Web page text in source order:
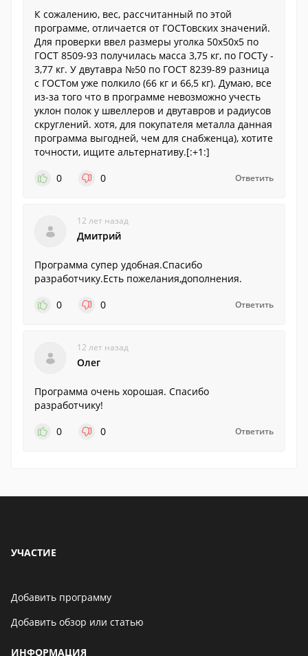
К сожалению, вес, рассчитанный по этой
программе, отличается от ГОСТовских значений.
Для проверки ввел размеры уголка 50х50х5 по
ГОСТ 8509-93 получилась масса 3,75 кг, по ГОСТу -
3,77 кг. У двутавра №50 по ГОСТ 8239-89 разница
с ГОСТом уже полкило (66 кг и 66,5 кг). Думаю, все
из-за того что в программе невозможно учесть
уклон полок у швеллеров и двутавров и радиусов
скруглений. хотя, для покупателя металла данная
программа выгодней, чем для снабженца), хотите
точности, ищите альтернативу.[:+1:]
0
0 Ответить
12 лет назад
Дмитрий
Программа супер удобная.Спасибо
разработчику.Есть пожелания,дополнения.
0
0 Ответить
12 лет назад
Олег
Программа очень хорошая. Спасибо
разработчику!
0
0 Ответить
УЧАСТИЕ
Добавить программу
Добавить обзор или статью
ИНФОРМАЦИЯ